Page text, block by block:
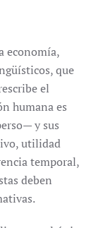
economía,
que
el
humana es
y sus
utilidad
temporal,
deben